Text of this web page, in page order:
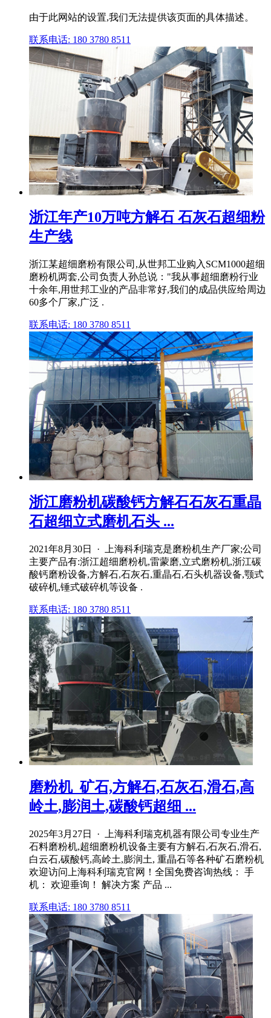
由于此网站的设置,我们无法提供该页面的具体描述。
联系电话: 180 3780 8511
浙江年产10万吨方解石 石灰石超细粉
生产线
浙江某超细磨粉有限公司,从世邦工业购入SCM1000超细
磨粉机两套,公司负责人孙总说："我从事超细磨粉行业
十余年,用世邦工业的产品非常好,我们的成品供应给周边
60多个厂家,广泛 .
联系电话: 180 3780 8511
浙江磨粉机碳酸钙方解石石灰石重晶
石超细立式磨机石头 ...
2021年8月30日 · 上海科利瑞克是磨粉机生产厂家;公司
主要产品有:浙江超细磨粉机,雷蒙磨,立式磨粉机,浙江碳
酸钙磨粉设备,方解石,石灰石,重晶石,石头机器设备,颚式
破碎机,锤式破碎机等设备 .
联系电话: 180 3780 8511
磨粉机_矿石,方解石,石灰石,滑石,高
岭土,膨润土,碳酸钙超细 ...
2025年3月27日 · 上海科利瑞克机器有限公司专业生产
石料磨粉机,超细磨粉机设备主要有方解石,石灰石,滑石,
白云石,碳酸钙,高岭土,膨润土, 重晶石等各种矿石磨粉机
欢迎访问上海科利瑞克官网！全国免费咨询热线： 手
机： 欢迎垂询！ 解决方案 产品 ...
联系电话: 180 3780 8511